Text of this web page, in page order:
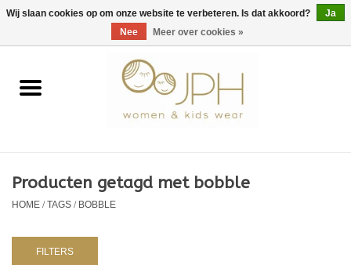
EUR/GBP/USD 0 Artikelen - €0,00
Home
Kids
Producten getagd met bobble
HOME/TAGS/BOBBLE
FILTERS
Wij slaan cookies op om onze website te verbeteren. Is dat akkoord?
Ja
Nee
Meer over cookies »